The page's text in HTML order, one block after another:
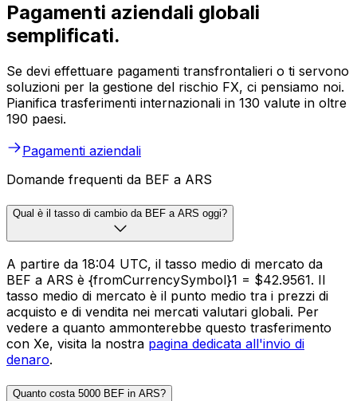
Pagamenti aziendali globali
semplificati.
Se devi effettuare pagamenti transfrontalieri o ti servono
soluzioni per la gestione del rischio FX, ci pensiamo noi.
Pianifica trasferimenti internazionali in 130 valute in oltre
190 paesi.
Pagamenti aziendali
Domande frequenti da BEF a ARS
Qual è il tasso di cambio da BEF a ARS oggi?
A partire da 18:04 UTC, il tasso medio di mercato da
BEF a ARS è {fromCurrencySymbol}1 = $42.9561. Il
tasso medio di mercato è il punto medio tra i prezzi di
acquisto e di vendita nei mercati valutari globali. Per
vedere a quanto ammonterebbe questo trasferimento
con Xe, visita la nostra pagina dedicata all'invio di
denaro.
Quanto costa 5000 BEF in ARS?